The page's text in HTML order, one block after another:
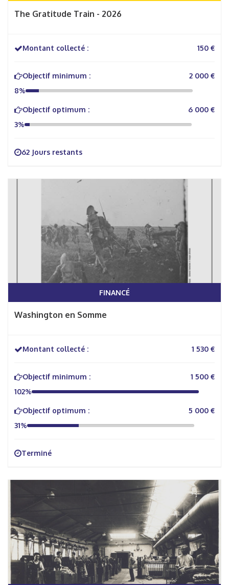
The Gratitude Train - 2026
Montant collecté : 150 €
Objectif minimum :
2 000 €
8%
Objectif optimum :
6 000 €
3%
62 Jours restants
FINANCÉ
Washington en Somme
Montant collecté : 1 530 €
Objectif minimum :
1 500 €
102%
Objectif optimum :
5 000 €
31%
Terminé